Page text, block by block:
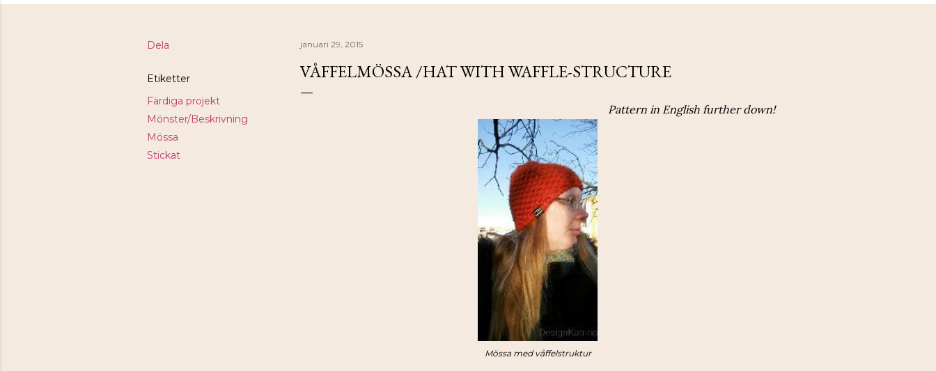
Dela
Etiketter
Färdiga projekt
Mönster/Beskrivning
Mössa
Stickat
januari 29, 2015
VÅFFELMÖSSA /HAT WITH WAFFLE-STRUCTURE
Pattern in English further down!
Mössa med våffelstruktur